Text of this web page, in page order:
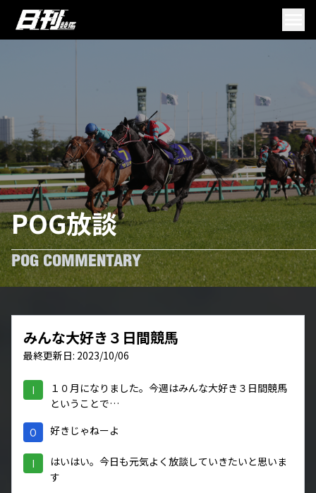
POG放談
POG COMMENTARY
みんな大好き３日間競馬
最終更新日: 2023/10/06
I
１０月になりました。今週はみんな大好き３日間競馬
ということで…
O 好きじゃねーよ
I
はいはい。今日も元気よく放談していきたいと思いま
す